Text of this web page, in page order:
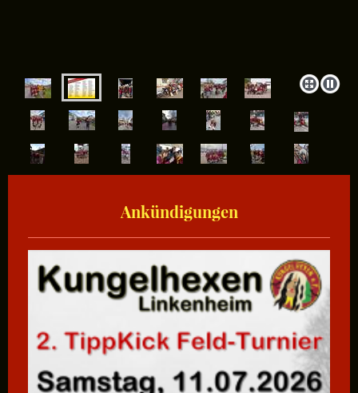
Ankündigungen